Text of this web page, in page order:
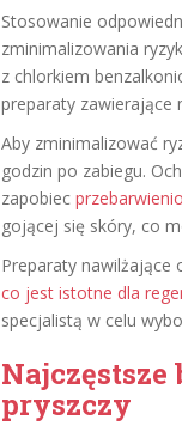
Stosowanie
zminimalizowania
z chlorkiem
preparaty zawierające
Aby zminimalizować
godzin po zabiegu.
zapobiec
gojącej się skóry, co
Preparaty nawilżające
co jest istotne dla
specjalistą w celu
pryszczy